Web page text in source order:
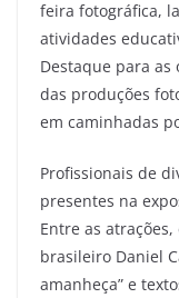
feira fotográfica,
atividades
Destaque para as
das produções
em caminhadas
Profissionais de
presentes na
Entre as
brasileiro Daniel
amanheça” e